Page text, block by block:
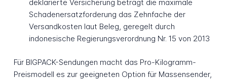
deklarierte Versicherung beträgt die maximale
Schadenersatzforderung das Zehnfache der
Versandkosten laut Beleg, geregelt durch
indonesische Regierungsverordnung Nr. 15 von 2013
Für BIGPACK-Sendungen macht das Pro-Kilogramm-
Preismodell es zur geeigneten Option für Massensender,